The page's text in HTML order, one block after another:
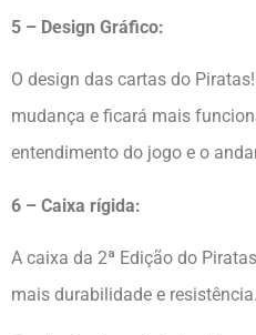
5 – Design Gráfico:
O design das cartas do
mudança e ficará mais
entendimento do jogo e o
6 – Caixa rígida:
A caixa da 2ª Edição do
mais durabilidade e resistência.